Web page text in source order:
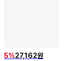
5%27,162원